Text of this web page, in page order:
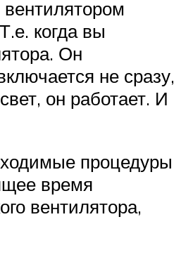
когда вы
Он
не сразу,
он работает. И
процедуры
время
вентилятора,